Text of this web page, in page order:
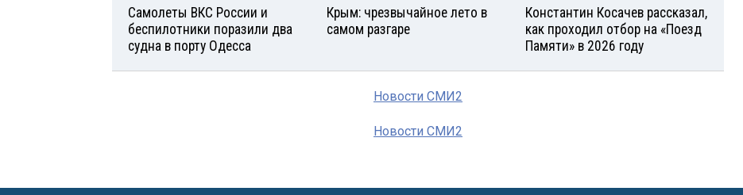
Самолеты ВКС России и
беспилотники поразили два
судна в порту Одесса
Крым: чрезвычайное лето в
самом разгаре
Константин Косачев рассказал,
как проходил отбор на «Поезд
Памяти» в 2026 году
Новости СМИ2
Новости СМИ2